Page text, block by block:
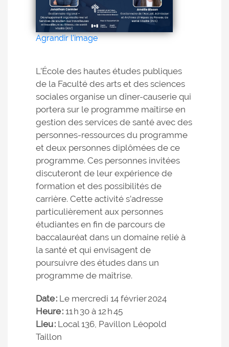
Agrandir l'image
L’École des hautes études publiques
de la Faculté des arts et des sciences
sociales organise un dîner-causerie qui
portera sur le programme maîtirse en
gestion des services de santé avec des
personnes-ressources du programme
et deux personnes diplômées de ce
programme. Ces personnes invitées
discuteront de leur expérience de
formation et des possibilités de
carrière. Cette activité s’adresse
particulièrement aux personnes
étudiantes en fin de parcours de
baccalauréat dans un domaine relié à
la santé et qui envisagent de
poursuivre des études dans un
programme de maîtrise.
Date : Le mercredi 14 février 2024
Heure : 11 h 30 à 12 h 45
Lieu : Local 136, Pavillon Léopold
Taillon